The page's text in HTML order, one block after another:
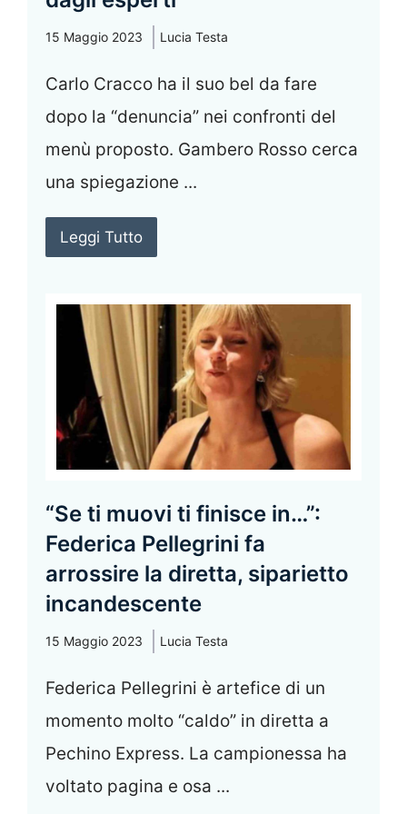
15 Maggio 2023 Lucia Testa
Carlo Cracco ha il suo bel da fare
dopo la “denuncia” nei confronti del
menù proposto. Gambero Rosso cerca
una spiegazione ...
Leggi Tutto
“Se ti muovi ti finisce in…”:
Federica Pellegrini fa
arrossire la diretta, siparietto
incandescente
15 Maggio 2023 Lucia Testa
Federica Pellegrini è artefice di un
momento molto “caldo” in diretta a
Pechino Express. La campionessa ha
voltato pagina e osa ...